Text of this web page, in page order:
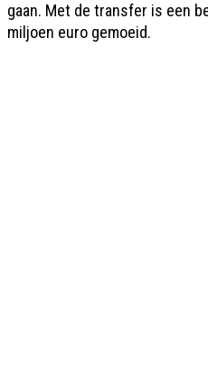
gaan. Met de transfer is een
miljoen euro gemoeid.